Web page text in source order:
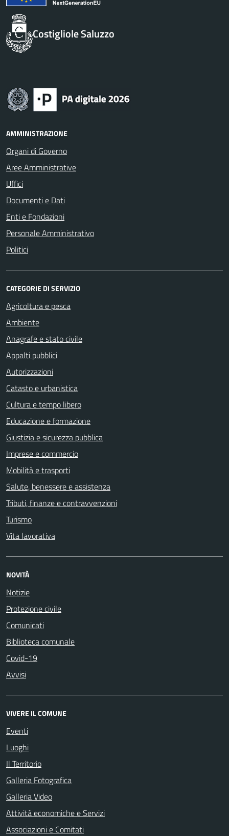
Costigliole Saluzzo
AMMINISTRAZIONE
Organi di Governo
Aree Amministrative
Uffici
Documenti e Dati
Enti e Fondazioni
Personale Amministrativo
Politici
CATEGORIE DI SERVIZIO
Agricoltura e pesca
Ambiente
Anagrafe e stato civile
Appalti pubblici
Autorizzazioni
Catasto e urbanistica
Cultura e tempo libero
Educazione e formazione
Giustizia e sicurezza pubblica
Imprese e commercio
Mobilità e trasporti
Salute, benessere e assistenza
Tributi, finanze e contravvenzioni
Turismo
Vita lavorativa
NOVITÀ
Notizie
Protezione civile
Comunicati
Biblioteca comunale
Covid-19
Avvisi
VIVERE IL COMUNE
Eventi
Luoghi
Il Territorio
Galleria Fotografica
Galleria Video
Attività economiche e Servizi
Associazioni e Comitati